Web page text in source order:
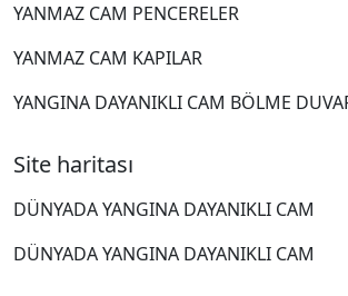
YANMAZ CAM PENCERELER
YANMAZ CAM KAPILAR
YANGINA DAYANIKLI CAM BÖLME
Site haritası
DÜNYADA YANGINA DAYANIKLI CAM
DÜNYADA YANGINA DAYANIKLI CAM